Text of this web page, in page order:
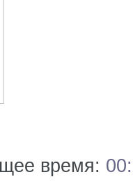
время: